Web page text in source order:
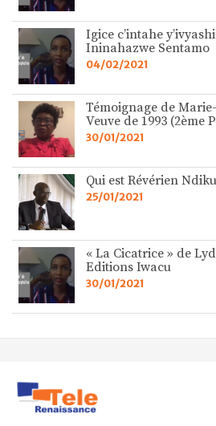
Igice c’intahe
Ininahazwe Sentamo
04/02/2021
Témoignage de
Veuve de 1993 (2ème
30/01/2021
Qui est Révérien
25/01/2021
« La Cicatrice » de
Editions Iwacu
30/01/2021